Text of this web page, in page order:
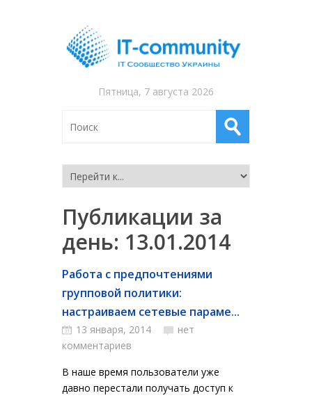
Пятница, 7 августа 2026
Публикации за
день: 13.01.2014
Работа с предпочтениями
групповой политики:
настраиваем сетевые параме...
13 января, 2014
нет
комментариев
В наше время пользователи уже
давно перестали получать доступ к